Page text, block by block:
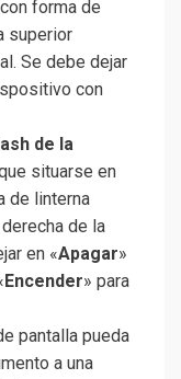
forma de
superior
Se debe dejar
con
de la
situarse en
de linterna
de la
en «Apagar»
Encender» para
pantalla pueda
a una